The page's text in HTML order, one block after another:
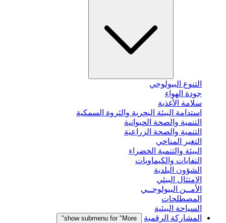
التنوع البيولوجي
جودة الهواء
سلامة الأغذية
استدامة البيئة البحرية والثروة السمكية
التنمية والصحة الحيوانية
التنمية والصحة الزراعية
التغير المناخي
البيئة والتنمية الخضراء
النفايات والكيماويات
الشؤون البلدية
الامتثال البيئي
الأمــن البيولوجــي
المصطلحات
السياحة البيئية
المشاركة الرقمية
show submenu for "More"